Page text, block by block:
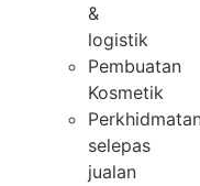
&
logistik
Pembuatan
Kosmetik
selepas
jualan